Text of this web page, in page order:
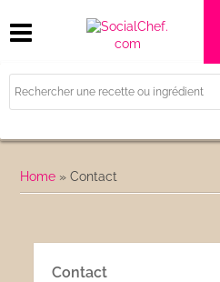
Home »Contact
Contact